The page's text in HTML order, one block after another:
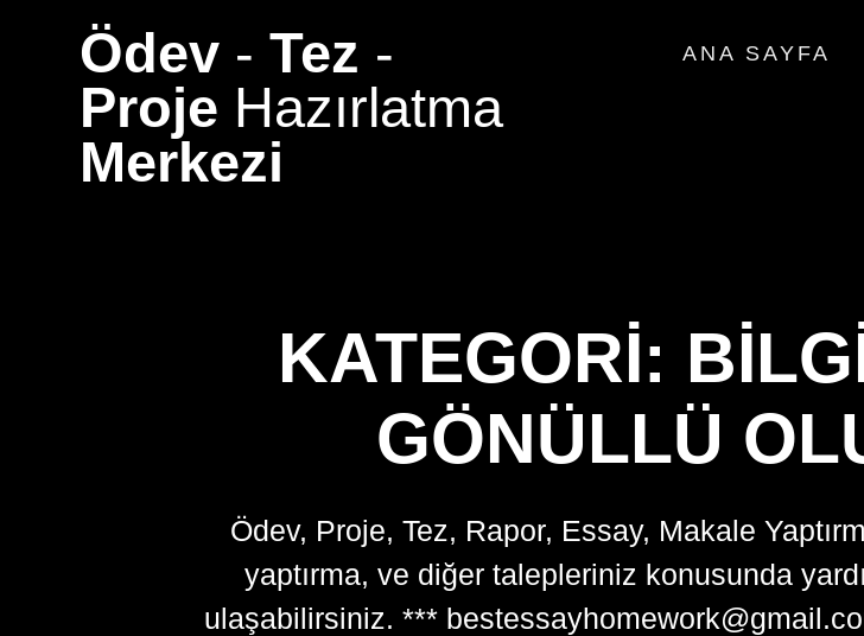
Ödev - Tez -
Proje Hazırlatma
Merkezi
ANA SAYFA
KATEGORI:
GÖNÜLLÜ
Ödev, Proje, Tez, Rapor, Essay, Makale
yaptırma, ve diğer talepleriniz konusunda
ulaşabilirsiniz. ***